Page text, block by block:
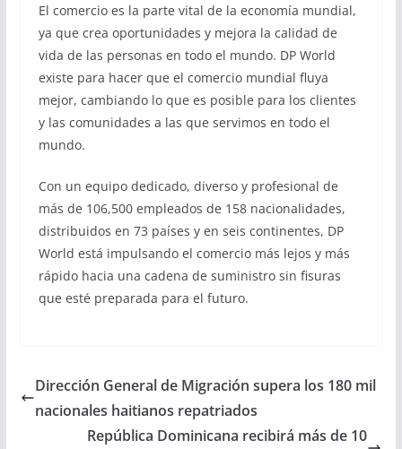
El comercio es la parte vital de la economía mundial,
ya que crea oportunidades y mejora la calidad de
vida de las personas en todo el mundo. DP World
existe para hacer que el comercio mundial fluya
mejor, cambiando lo que es posible para los clientes
y las comunidades a las que servimos en todo el
mundo.
Con un equipo dedicado, diverso y profesional de
más de 106,500 empleados de 158 nacionalidades,
distribuidos en 73 países y en seis continentes, DP
World está impulsando el comercio más lejos y más
rápido hacia una cadena de suministro sin fisuras
que esté preparada para el futuro.
Dirección General de Migración supera los 180 mil
nacionales haitianos repatriados
República Dominicana recibirá más de 10